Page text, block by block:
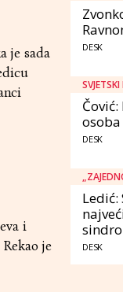
je sada
i
je
DESK
DESK
DESK